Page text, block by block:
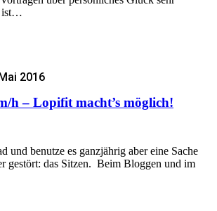
ist…
2016
h – Lopifit macht’s möglich!
und benutze es ganzjährig aber eine Sache
gestört: das Sitzen. Beim Bloggen und im